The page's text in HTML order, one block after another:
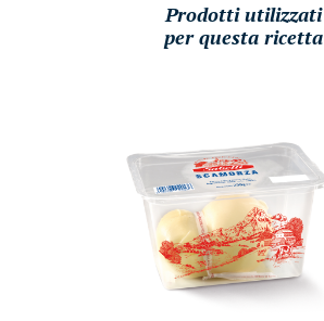
Prodotti utilizzati
per questa ricetta